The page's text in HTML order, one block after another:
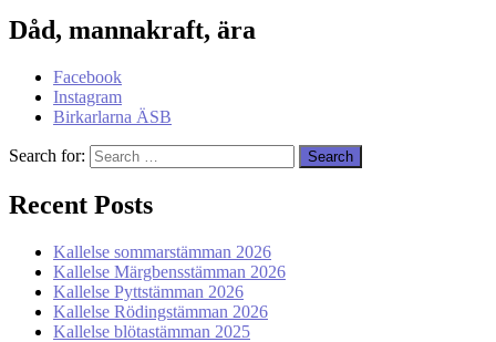
Dåd, mannakraft, ära
Facebook
Instagram
Birkarlarna ÄSB
Search for:
Recent Posts
Kallelse sommarstämman 2026
Kallelse Märgbensstämman 2026
Kallelse Pyttstämman 2026
Kallelse Rödingstämman 2026
Kallelse blötastämman 2025